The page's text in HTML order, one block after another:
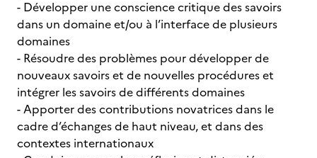
- Développer une conscience critique des savoirs
dans un domaine et/ou à l’interface de plusieurs
domaines
- Résoudre des problèmes pour développer de
nouveaux savoirs et de nouvelles procédures et
intégrer les savoirs de différents domaines
- Apporter des contributions novatrices dans le
cadre d’échanges de haut niveau, et dans des
contextes internationaux